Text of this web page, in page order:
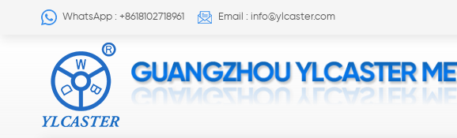
WhatsApp : +8618102718961 Email : info@ylcaster.com